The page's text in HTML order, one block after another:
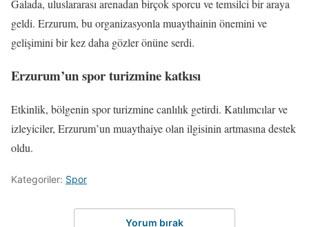
Galada, uluslararası arenadan birçok sporcu ve temsilci bir araya
geldi. Erzurum, bu organizasyonla muaythainin önemini ve
gelişimini bir kez daha gözler önüne serdi.
Erzurum’un spor turizmine katkısı
Etkinlik, bölgenin spor turizmine canlılık getirdi. Katılımcılar ve
izleyiciler, Erzurum’un muaythaiye olan ilgisinin artmasına destek
oldu.
Kategoriler: Spor
Yorum bırak